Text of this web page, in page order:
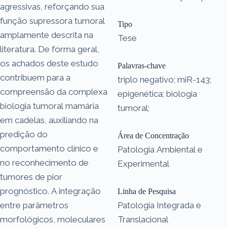
agressivas, reforçando sua
função supressora tumoral
amplamente descrita na
literatura. De forma geral,
os achados deste estudo
contribuem para a
compreensão da complexa
biologia tumoral mamária
em cadelas, auxiliando na
predição do
comportamento clínico e
no reconhecimento de
tumores de pior
prognóstico. A integração
entre parâmetros
morfológicos, moleculares
Tipo
Tese
Palavras-chave
triplo negativo; miR-143;
epigenética; biologia
tumoral;
Área de Concentração
Patologia Ambiental e
Experimental
Linha de Pesquisa
Patologia Integrada e
Translacional